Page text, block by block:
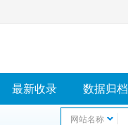
最新收录 数据归档
网站名称